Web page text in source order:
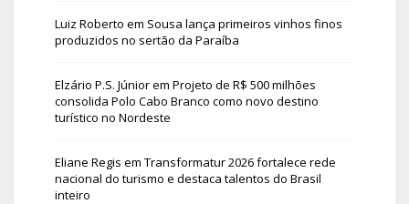
Luiz Roberto em Sousa lança primeiros vinhos finos
produzidos no sertão da Paraíba
Elzário P.S. Júniorem Projeto de R$ 500 milhões
consolida Polo Cabo Branco como novo destino
turístico no Nordeste
Eliane Regis em Transformatur 2026 fortalece rede
nacional do turismo e destaca talentos do Brasil
inteiro